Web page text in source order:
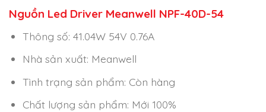
Nguồn Led Driver Meanwell NPF-40D-54
Thông số: 41.04W 54V 0.76A
Nhà sản xuất: Meanwell
Tình trạng sản phẩm: Còn hàng
Chất lượng sản phẩm: Mới 100%